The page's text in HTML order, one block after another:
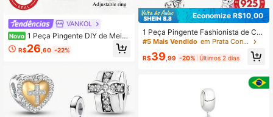
VANKOL
Novo 1 Peça Pingente DIY de Meia
de Natal em Prata Esterlina 925 Min
imalista e Único, Joia Requintada, P
R$26 ,60 -22%
Economize R$10,00
1 Peça Pingente Fashionista de Co
ntas, Adequado para Pulseira, Brac
s DIY e Decoração de Acessórios Di
#5 Mais Vendido em Prata Contas finas
R$39 ,99 -20% Últimos 2 dias